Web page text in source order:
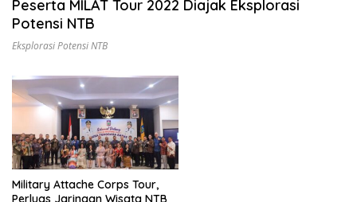
Peserta MILAT Tour 2022 Diajak Eksplorasi
Potensi NTB
Eksplorasi Potensi NTB
Military Attache Corps Tour,
Perluas Jaringan Wisata NTB